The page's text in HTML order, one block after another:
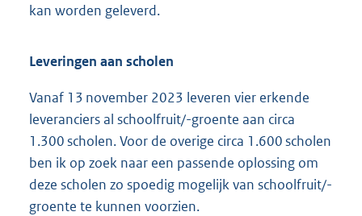
kan worden geleverd.
Leveringen aan scholen
Vanaf 13 november 2023 leveren vier erkende
leveranciers al schoolfruit/-groente aan circa
1.300 scholen. Voor de overige circa 1.600 scholen
ben ik op zoek naar een passende oplossing om
deze scholen zo spoedig mogelijk van schoolfruit/-
groente te kunnen voorzien.